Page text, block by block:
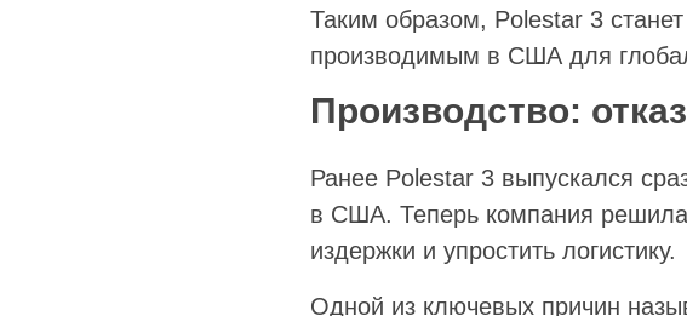
Таким образом, Polestar 3
производимым в США для
Производство:
Ранее Polestar 3 выпускался
в США. Теперь компания решила
издержки и упростить логистику.
Одной из ключевых причин